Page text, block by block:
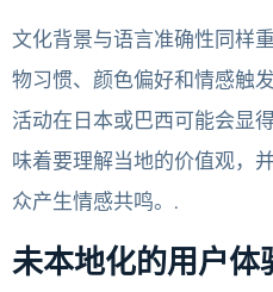
文化背景与语言准确性同样
物习惯、颜色偏好和情感触
活动在日本或巴西可能会显
味着要理解当地的价值观，
众产生情感共鸣。.
未本地化的用户体